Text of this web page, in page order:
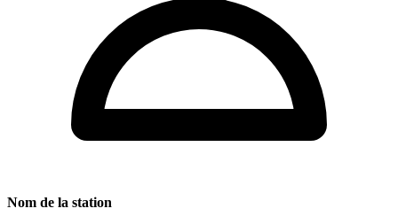
Nom de la station